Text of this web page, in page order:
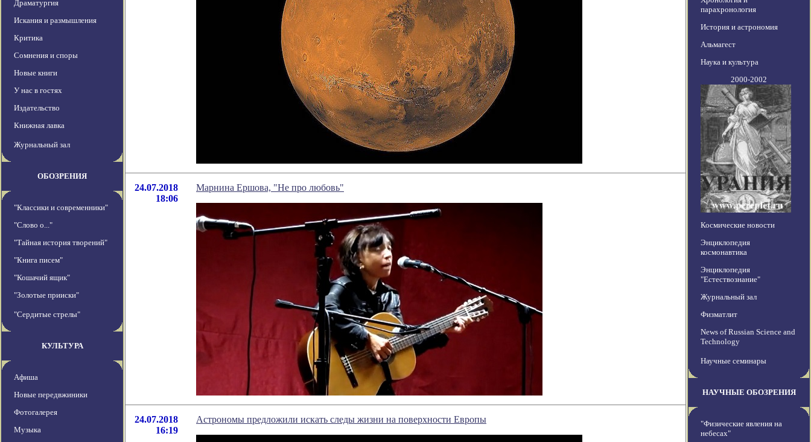
Драматургия
Искания и размышления
Критика
Сомнения и споры
Новые книги
У нас в гостях
Издательство
Книжная лавка
Журнальный зал
ОБОЗРЕНИЯ
"Классики и современники"
"Слово о..."
"Тайная история творений"
"Книга писем"
"Кошачий ящик"
"Золотые прииски"
"Сердитые стрелы"
КУЛЬТУРА
Афиша
Новые передвжиники
Фотогалерея
Музыка
24.07.2018
18:06
Марнина Ершова, "Не про любовь"
24.07.2018
16:19
Астрономы предложили искать следы жизни на поверхности Европы
парахронология
История и астрономия
Альмагест
Наука и культура
2000-2002
Космические новости
Энциклопедия
космонавтика
Энциклопедия
"Естествознание"
Журнальный зал
Физматлит
News of Russian Science and
Technology
Научные семинары
НАУЧНЫЕ ОБОЗРЕНИЯ
"Физические явления на
небесах"